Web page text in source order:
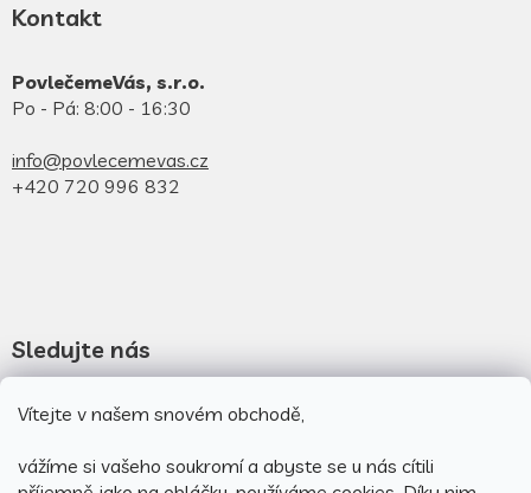
Vítejte v našem snovém obchodě,
vážíme si vašeho soukromí a abyste se u nás cítili
Kontakt
PovlečemeVás, s.r.o.
Po - Pá: 8:00 - 16:30
info@povlecemevas.cz
+420 720 996 832
Sledujte nás
Novinky na facebooku
Novinky na instagramu